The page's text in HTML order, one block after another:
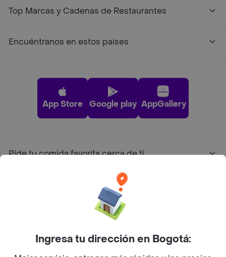
Top Marcas y Cadenas de Restaurantes
Encuéntranos en estos países
App Store Google play AppGallery
Pide tu comida favorita cerca de ti
Sobre Rappi
Ingresa tu dirección en Bogotá: